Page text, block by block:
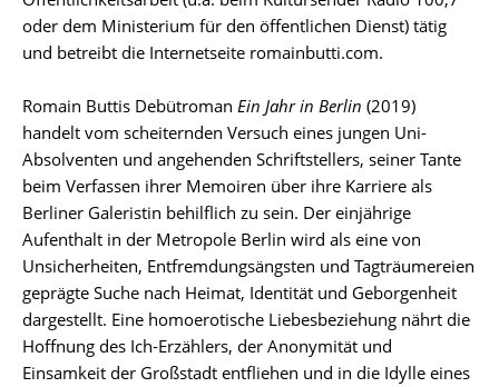
oder dem Ministerium für den öffentlichen Dienst) tätig
und betreibt die Internetseite romainbutti.com.
Romain Buttis Debütroman Ein Jahr in Berlin (2019)
handelt vom scheiternden Versuch eines jungen Uni-
Absolventen und angehenden Schriftstellers, seiner Tante
beim Verfassen ihrer Memoiren über ihre Karriere als
Berliner Galeristin behilflich zu sein. Der einjährige
Aufenthalt in der Metropole Berlin wird als eine von
Unsicherheiten, Entfremdungsängsten und Tagträumereien
geprägte Suche nach Heimat, Identität und Geborgenheit
dargestellt. Eine homoerotische Liebesbeziehung nährt die
Hoffnung des Ich-Erzählers, der Anonymität und
Einsamkeit der Großstadt entfliehen und in die Idylle eines